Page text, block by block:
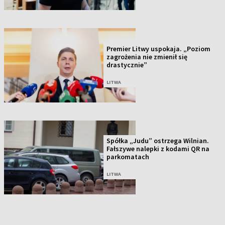
Premier Litwy uspokaja. „Poziom
zagrożenia nie zmienił się
drastycznie”
LITWA
Spółka „Judu” ostrzega Wilnian.
Fałszywe nalepki z kodami QR na
parkomatach
LITWA